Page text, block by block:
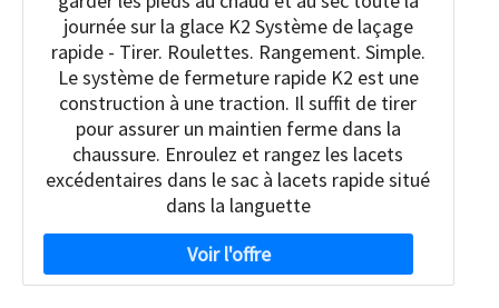
journée sur la glace K2 Système de laçage
rapide - Tirer. Roulettes. Rangement. Simple.
Le système de fermeture rapide K2 est une
construction à une traction. Il suffit de tirer
pour assurer un maintien ferme dans la
chaussure. Enroulez et rangez les lacets
excédentaires dans le sac à lacets rapide situé
dans la languette